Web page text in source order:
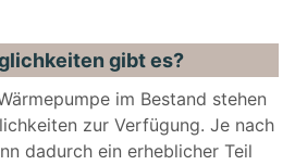
gibt es?
im Bestand stehen
zur Verfügung. Je nach
dadurch ein erheblicher Teil